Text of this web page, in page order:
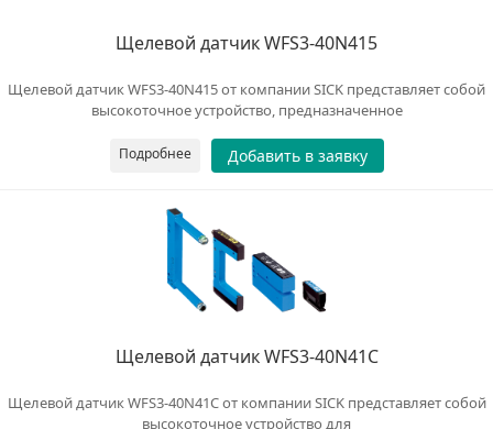
Щелевой датчик WFS3-40N415
Щелевой датчик WFS3-40N415 от компании SICK представляет собой
высокоточное устройство, предназначенное
Подробнее Добавить в заявку
Щелевой датчик WFS3-40N41C
Щелевой датчик WFS3-40N41C от компании SICK представляет собой
высокоточное устройство для